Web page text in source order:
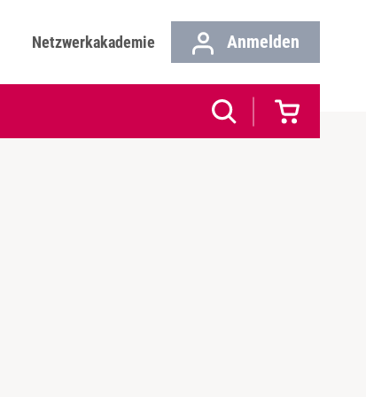
Netzwerkakademie Anmelden